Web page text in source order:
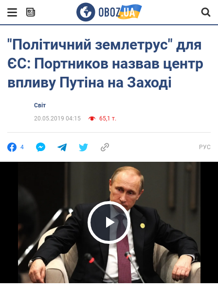
"Політичний землетрус" для
ЄС: Портников назвав центр
впливу Путіна на Заході
Світ
20.05.2019 04:15
65,1 т.
4 РУС
Play Video